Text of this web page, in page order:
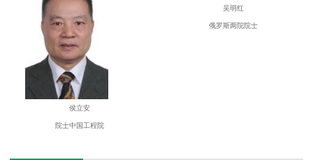
侯立安
院士中国工程院
吴明红
俄罗斯两院院士